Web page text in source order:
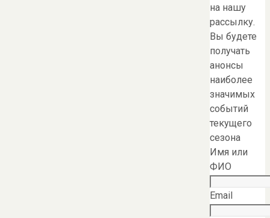
на нашу
рассылку.
Вы будете
получать
анонсы
наиболее
значимых
событий
текущего
сезона
Имя или
ФИО
Email